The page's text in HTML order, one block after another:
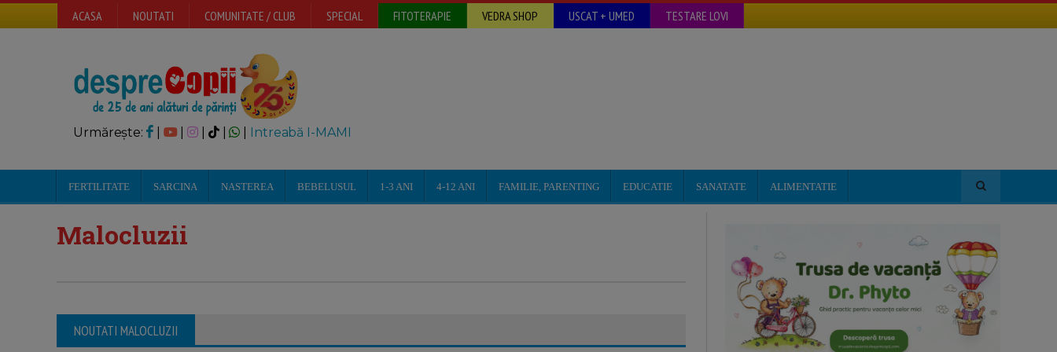
ACASA NOUTATI COMUNITATE / CLUB SPECIAL FITOTERAPIE VEDRA SHOP USCAT + UMED TESTARE LOVI
Urmărește: | | Intreabă I-MAMI
FERTILITATE SARCINA NASTEREA BEBELUSUL 1-3 ANI 4-12 ANI FAMILIE, PARENTING EDUCATIE SANATATE ALIMENTATIE
Malocluzii
NOUTATI MALOCLUZII